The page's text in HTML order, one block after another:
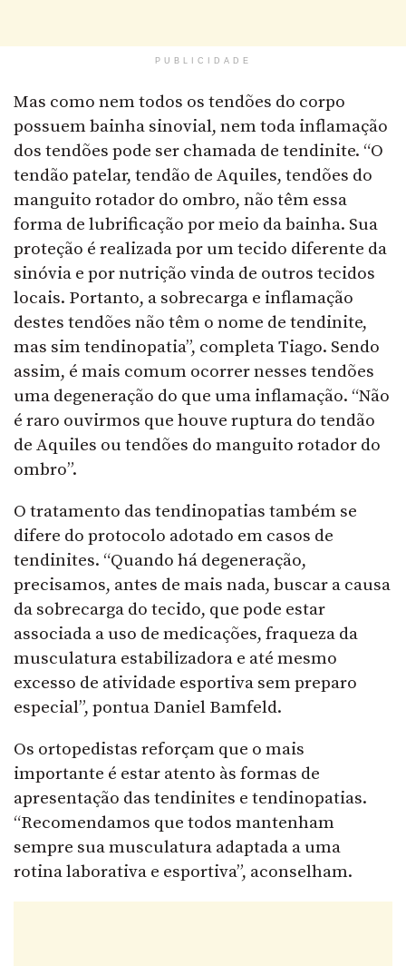
PUBLICIDADE
Mas como nem todos os tendões do corpo
possuem bainha sinovial, nem toda inflamação
dos tendões pode ser chamada de tendinite. “O
tendão patelar, tendão de Aquiles, tendões do
manguito rotador do ombro, não têm essa
forma de lubrificação por meio da bainha. Sua
proteção é realizada por um tecido diferente da
sinóvia e por nutrição vinda de outros tecidos
locais. Portanto, a sobrecarga e inflamação
destes tendões não têm o nome de tendinite,
mas sim tendinopatia”, completa Tiago. Sendo
assim, é mais comum ocorrer nesses tendões
uma degeneração do que uma inflamação. “Não
é raro ouvirmos que houve ruptura do tendão
de Aquiles ou tendões do manguito rotador do
ombro”.
O tratamento das tendinopatias também se
difere do protocolo adotado em casos de
tendinites. “Quando há degeneração,
precisamos, antes de mais nada, buscar a causa
da sobrecarga do tecido, que pode estar
associada a uso de medicações, fraqueza da
musculatura estabilizadora e até mesmo
excesso de atividade esportiva sem preparo
especial”, pontua Daniel Bamfeld.
Os ortopedistas reforçam que o mais
importante é estar atento às formas de
apresentação das tendinites e tendinopatias.
“Recomendamos que todos mantenham
sempre sua musculatura adaptada a uma
rotina laborativa e esportiva”, aconselham.